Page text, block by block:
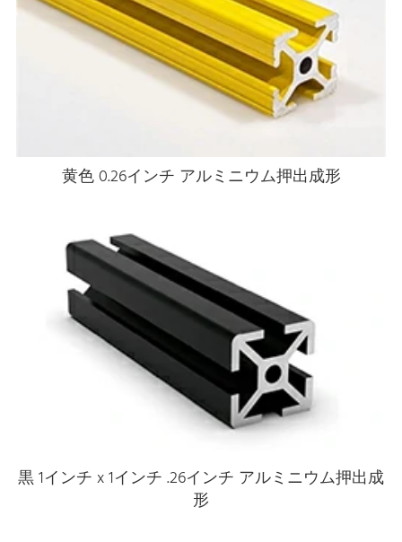
黄色 0.26インチ アルミニウム押出成形
黒 1インチ x 1インチ .26インチ アルミニウム押出成
形